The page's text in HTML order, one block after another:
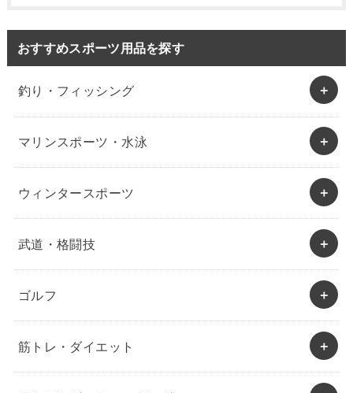
おすすめスポーツ用品を探す
釣り・フィッシング
マリンスポーツ・水泳
ウィンタースポーツ
武道・格闘技
ゴルフ
筋トレ・ダイエット